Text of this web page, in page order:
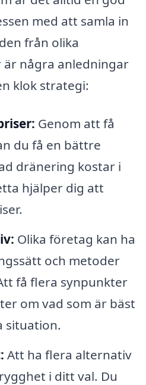
med att samla in
från olika
några anledningar
klok strategi:
Genom att få
du få en bättre
dränering kostar i
hjälper dig att
Olika företag kan ha
och metoder
få flera synpunkter
om vad som är bäst
situation.
Att ha flera alternativ
i ditt val. Du